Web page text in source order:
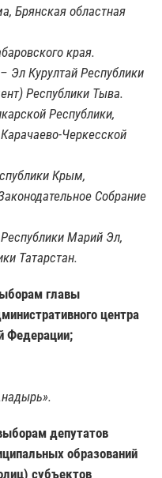
Брянская областная
края.
Эл Курултай Республики
Республики Тыва.
Республики,
Черкесской
Крым,
Собрание
Марий Эл,
Татарстан.
главы
центра
Федерации;
депутатов
образований
субъектов